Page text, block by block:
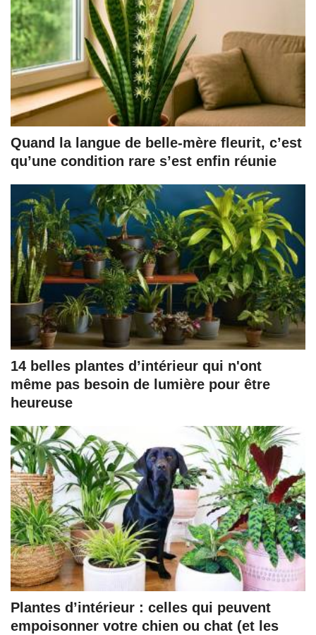
Quand la langue de belle-mère fleurit, c’est
qu’une condition rare s’est enfin réunie
14 belles plantes d’intérieur qui n'ont
même pas besoin de lumière pour être
heureuse
Plantes d’intérieur : celles qui peuvent
empoisonner votre chien ou chat (et les